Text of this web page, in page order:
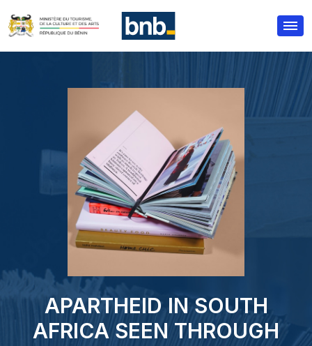
APARTHEID IN SOUTH
AFRICA SEEN THROUGH